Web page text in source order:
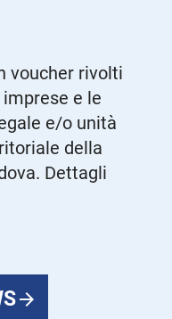
voucher rivolti
e le
e/o unità
della
Dettagli